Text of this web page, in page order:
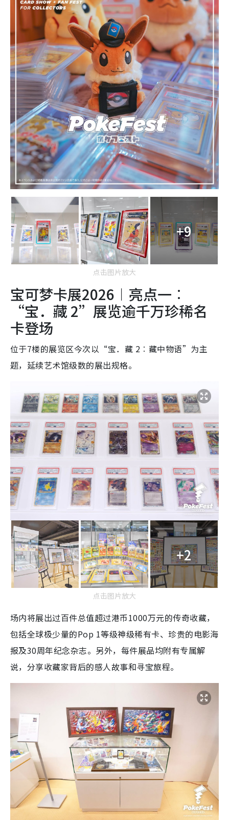
+9
点击图片放大
宝可梦卡展2026︱亮点一︰
“宝．藏 2”展览逾千万珍稀名
卡登场
位于7楼的展览区今次以“宝．藏 2︰藏中物语”为主
题，延续艺术馆级数的展出规格。
+2
点击图片放大
场内将展出过百件总值超过港币1000万元的传奇收藏，
包括全球极少量的Pop 1等级神级稀有卡、珍贵的电影海
报及30周年纪念杂志。另外，每件展品均附有专属解
说，分享收藏家背后的感人故事和寻宝旅程。